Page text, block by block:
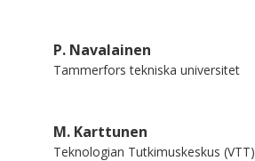
P. Navalainen
Tammerfors tekniska universitet
M. Karttunen
Teknologian Tutkimuskeskus (VTT)